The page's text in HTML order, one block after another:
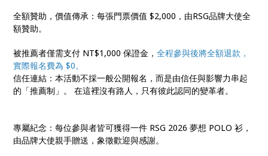
全額贊助，價值傳承：每張門票價值 $2,000，由RSG品牌大使全
額贊助。
被推薦者僅需支付 NT$1,000 保證金，全程參與後將全額退款，
實際報名費為 $0。
信任連結：本活動不採一般公開報名，而是由信任與影響力串起
的「推薦制」。 在這裡沒有路人，只有彼此認同的變革者。
專屬紀念：每位參與者皆可獲得一件 RSG 2026 夢想 POLO 衫，
由品牌大使親手贈送，象徵歡迎與感謝。